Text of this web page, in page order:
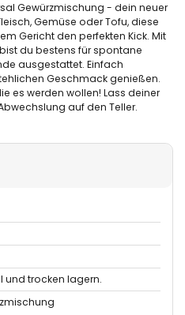
Gewürzmischung - dein neuer
Gemüse oder Tofu, diese
Gericht den perfekten Kick. Mit
du bestens für spontane
ausgestattet. Einfach
Geschmack genießen.
es werden wollen! Lass deiner
auf den Teller.
und trocken lagern.